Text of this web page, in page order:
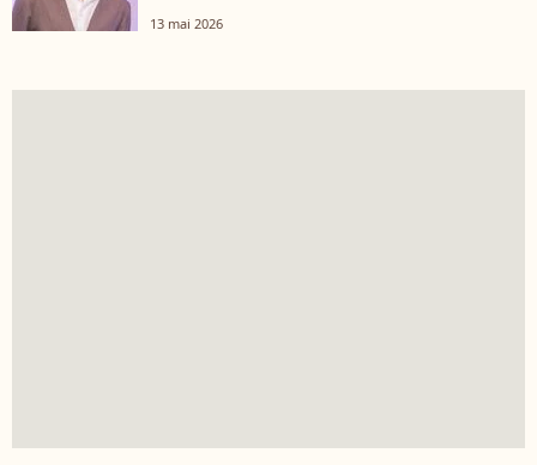
13 mai 2026